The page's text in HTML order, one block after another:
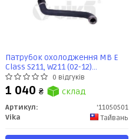
Патрубок охолодження MB E
Class S211, W211 (02-12)
(11050501) VIKA0 відгуків
1 040 ₴ склад
Артикул:
'11050501
Vika
Тайвань